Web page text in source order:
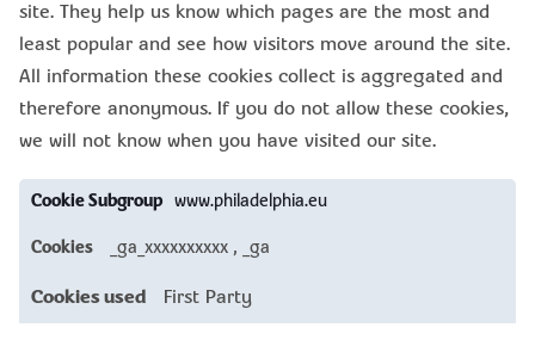
site. They help us know which pages are the most and
least popular and see how visitors move around the site.
All information these cookies collect is aggregated and
therefore anonymous. If you do not allow these cookies,
we will not know when you have visited our site.
Performance
Cookies
www.philadelphia.eu
_ga_xxxxxxxxxx , _ga
First Party